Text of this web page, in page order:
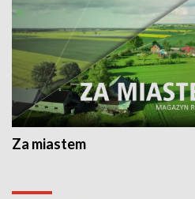
Za miastem